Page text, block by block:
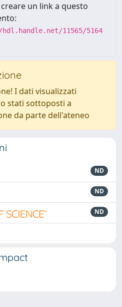
un link a questo
11565/5164
I dati visualizzati
stati sottoposti a
da parte dell'ateneo
ND
ND
ND